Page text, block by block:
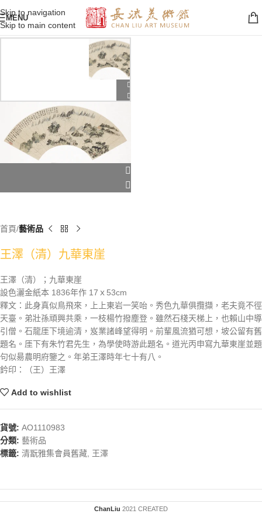
Skip to navigation
Skip to main content
MENU
首頁 藝術品
王澤（清）九華東崖
王澤（清）；九華東崖
設色灑金紙本 1836年作 17ｘ53cm
釋文：此身真似鳥飛來，上上東岩一笑咍。秀色九華俱攬擷，老夫竟不徑
天臺。弟壯孫頑興共乘，一枝楊竹撥塵登。雖然石棧天梯上，也賴山中導
引僧。石龍厓下境逾清，岌業諸峰望得明。前輩風流猶可想，坡公留有舊
題名。厓下有朱竹君先生，為學使時游此題名。道光丙申寫九華東崖並題
句似昜農明府鑒之。年弟王澤時年七十有八。
鈐印：（王）王澤
Add to wishlist
貨號: AO1110983
分類: 藝術品
標籤: 清翫雅集會員舊藏, 王澤
ChanLiu 2021 CREATED